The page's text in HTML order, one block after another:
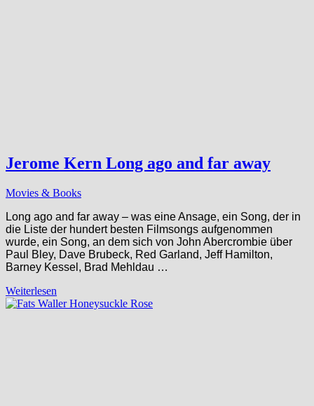
Jerome Kern Long ago and far away
Movies & Books
Long ago and far away – was eine Ansage, ein Song, der in
die Liste der hundert besten Filmsongs aufgenommen
wurde, ein Song, an dem sich von John Abercrombie über
Paul Bley, Dave Brubeck, Red Garland, Jeff Hamilton,
Barney Kessel, Brad Mehldau …
Weiterlesen